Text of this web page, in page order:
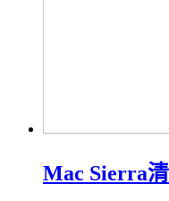
Mac Sierra